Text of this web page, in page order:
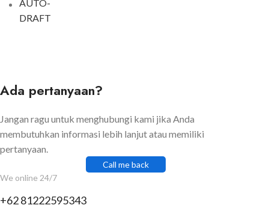
Ada pertanyaan?
Jangan ragu untuk menghubungi kami jika Anda
membutuhkan informasi lebih lanjut atau memiliki
pertanyaan.
Call me back
We online 24/7
+62 81222595343